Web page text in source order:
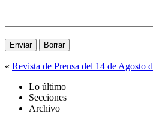
« Revista de Prensa del 14 de Agosto
Lo último
Secciones
Archivo